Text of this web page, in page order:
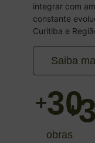
integrar com
constante
Curitiba e
Saiba
+30
obras
+